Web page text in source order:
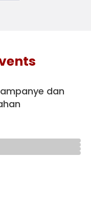
dan